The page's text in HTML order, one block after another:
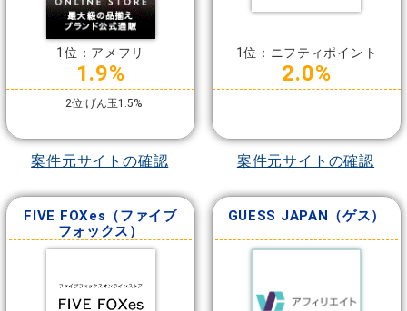
1位：アメフリ
1.9%
2位:げん玉1.5%
案件元サイトの確認
1位：ニフティポイント
2.0%
案件元サイトの確認
FIVE FOXes（ファイブ
フォックス）
GUESS JAPAN（ゲス）